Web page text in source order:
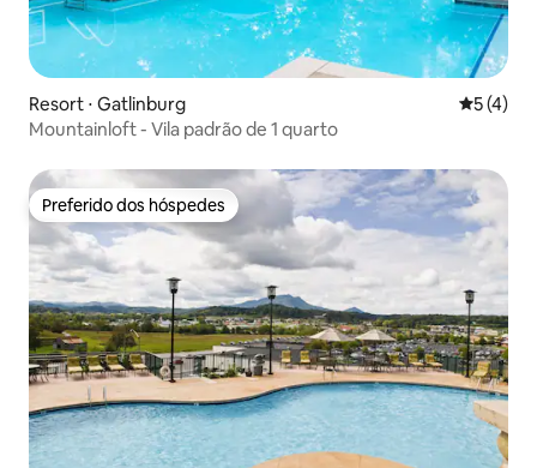
Resort ⋅ Gatlinburg 5 de
5 (4)
Mountainloft - Vila padrão de 1 quarto
Preferido dos hóspedes
Preferido dos hóspedes